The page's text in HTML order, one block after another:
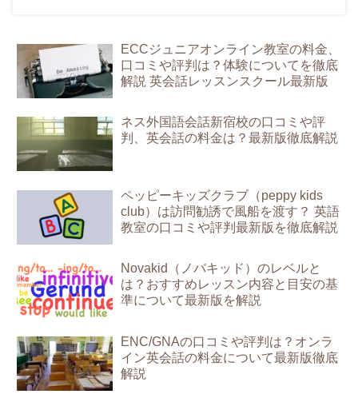
ECCジュニアオンライン教室の料金、
口コミや評判は？体験についてを徹底
解説 英会話レッスンスクール最新版
ネス外国語会話新宿校の口コミや評
判、英会話の料金は？最新版徹底解説
ペッピーキッズクラブ（peppy kids
club）は訪問勧誘で風船を渡す？ 英語
教室の口コミや評判最新版を徹底解説
Novakid（ノバキッド）のレベルと
は？おすすめレッスン内容と目安の基
準について最新版を解説
ENC/GNAの口コミや評判は？オンラ
イン英会話の料金について最新版徹底
解説